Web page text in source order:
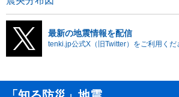
最新の地震情報を配信
tenki.jp公式X（旧Twitter）をご利用くだ